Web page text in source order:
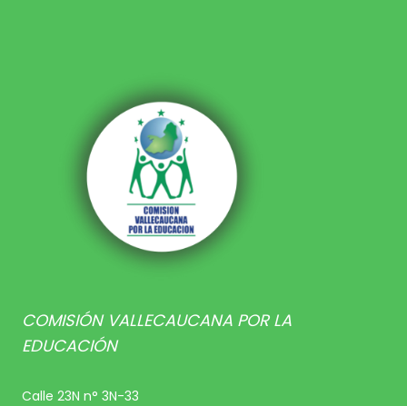
COMISIÓN VALLECAUCANA POR LA
EDUCACIÓN
Calle 23N n° 3N-33